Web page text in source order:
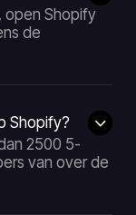
open Shopify
de
Shopify?
2500 5-
van over de